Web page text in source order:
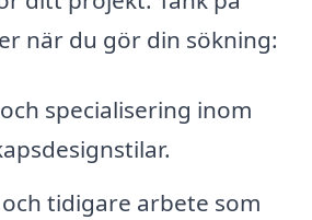
när du gör din sökning:
specialisering inom
tidigare arbete som